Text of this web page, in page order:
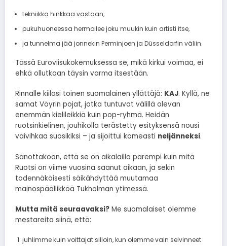
tekniikka hinkkaa vastaan,
pukuhuoneessa hermoilee joku muukin kuin artisti itse,
ja tunnelma jää jonnekin Perminjoen ja Düsseldorfin väliin.
Tässä Euroviisukokemuksessa se, mikä kirkui voimaa, ei
ehkä ollutkaan täysin varma itsestään.
Rinnalle kiilasi toinen suomalainen yllättäjä: KAJ. Kyllä, ne
samat Vöyrin pojat, jotka tuntuvat välillä olevan
enemmän kielileikkiä kuin pop-ryhmä. Heidän
ruotsinkielinen, jouhikolla terästetty esityksensä nousi
vaivihkaa suosikiksi – ja sijoittui komeasti neljänneksi.
Sanottakoon, että se on aikalailla parempi kuin mitä
Ruotsi on viime vuosina saanut aikaan, ja sekin
todennäköisesti säikähdyttää muutamaa
mainospäällikköä Tukholman ytimessä.
Mutta mitä seuraavaksi? Me suomalaiset olemme
mestareita siinä, että:
juhlimme kuin voittajat silloin, kun olemme vain selvinneet